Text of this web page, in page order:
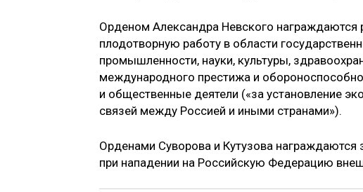
Орденом Александра Невского награждаются
плодотворную работу в области
промышленности, науки, культуры,
международного престижа и
и общественные деятели («за установление
связей между Россией и иными странами»).
Орденами Суворова и Кутузова награждаются
при нападении на Российскую Федерацию